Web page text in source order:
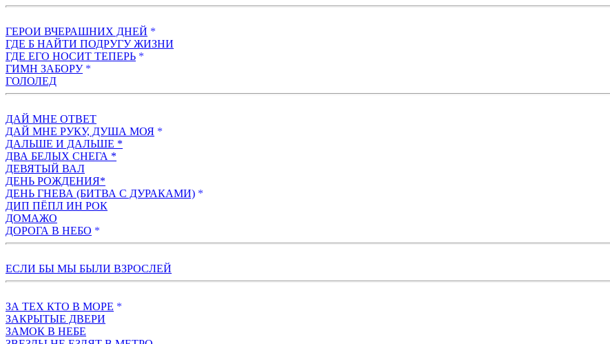
ГЕРОИ ВЧЕРАШНИХ ДНЕЙ *
ГДЕ Б НАЙТИ ПОДРУГУ ЖИЗНИ
ГДЕ ЕГО НОСИТ ТЕПЕРЬ *
ГИМН ЗАБОРУ*
ГОЛОЛЕД
ДАЙ МНЕ ОТВЕТ
ДАЙ МНЕ РУКУ, ДУША МОЯ *
ДАЛЬШЕ И ДАЛЬШЕ *
ДВА БЕЛЫХ СНЕГА *
ДЕВЯТЫЙ ВАЛ
ДЕНЬ РОЖДЕНИЯ*
ДЕНЬ ГНЕВА (БИТВА С ДУРАКАМИ) *
ДИП ПЁПЛ ИН РОК
ДОМАЖО
ДОРОГА В НЕБО *
ЕСЛИ БЫ МЫ БЫЛИ ВЗРОСЛЕЙ
ЗА ТЕХ КТО В МОРЕ *
ЗАКРЫТЫЕ ДВЕРИ
ЗАМОК В НЕБЕ